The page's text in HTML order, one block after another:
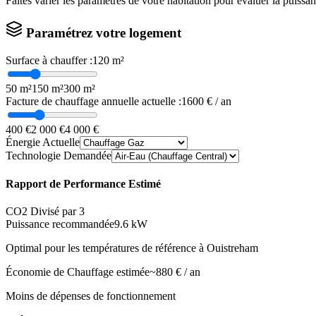
Paramétrez votre logement
Surface à chauffer :120 m²
50 m²150 m²300 m²
Facture de chauffage annuelle actuelle :1600 € / an
400 €2 000 €4 000 €
Énergie Actuelle
Technologie Demandée
Rapport de Performance Estimé
CO2 Divisé par 3
Puissance recommandée9.6 kW
Optimal pour les températures de référence à Ouistreham
Économie de Chauffage estimée~880 € / an
Moins de dépenses de fonctionnement